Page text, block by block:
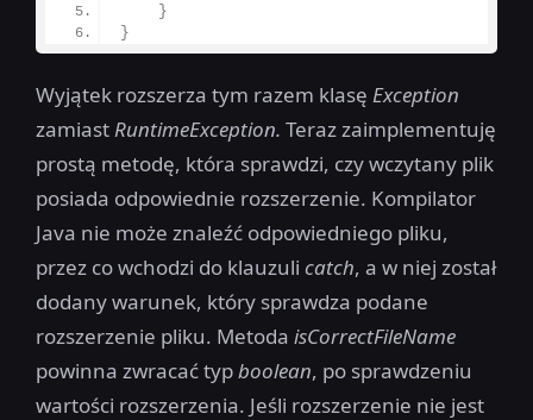
}
}
Wyjątek rozszerza tym razem klasę Exception
zamiastRuntimeException. Teraz zaimplementuję
prostą metodę, która sprawdzi, czy wczytany plik
posiada odpowiednie rozszerzenie. Kompilator
Java nie może znaleźć odpowiedniego pliku,
przez co wchodzi do klauzuli catch, a w niej został
dodany warunek, który sprawdza podane
rozszerzenie pliku. Metoda isCorrectFileName
powinna zwracać typboolean, po sprawdzeniu
wartości rozszerzenia. Jeśli rozszerzenie nie jest